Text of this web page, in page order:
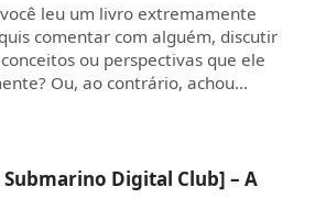
leu um livro extremamente
comentar com alguém, discutir
ou perspectivas que ele
Ou, ao contrário, achou…
Digital Club] – A